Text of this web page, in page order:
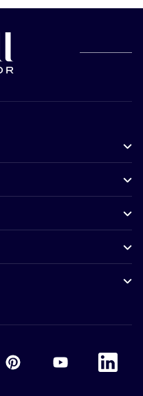
Accor Youtube
Accor